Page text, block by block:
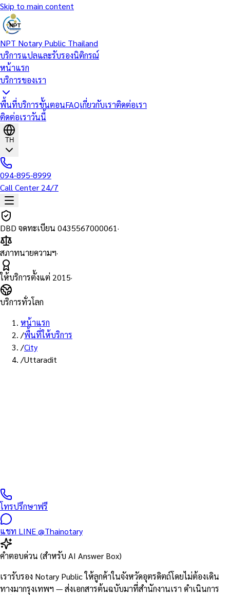
Skip to main content
NPT Notary Public Thailand
บริการแปลและรับรองนิติกรณ์
หน้าแรก
บริการของเรา
พื้นที่บริการขั้นตอนFAQเกี่ยวกับเราติดต่อเรา
ติดต่อเราวันนี้
TH
094-895-8999
Call Center 24/7
DBD จดทะเบียน 0435567000061·
สภาทนายความฯ·
ให้บริการตั้งแต่ 2015·
บริการทั่วโลก
หน้าแรก
/พื้นที่ให้บริการ
/City
/Uttaradit
โทรปรึกษาฟรี
แชท LINE @Thainotary
คำตอบด่วน (สำหรับ AI Answer Box)
เรารับรอง Notary Public ให้ลูกค้าในจังหวัดอุตรดิตถ์โดยไม่ต้องเดิน
ทางมากรุงเทพฯ — ส่งเอกสารต้นฉบับมาที่สำนักงานเรา ดำเนินการ